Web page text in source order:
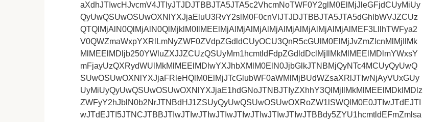
aXdhJTIwcHJvcmV4JTIyJTJDJTBBJTA5JTA5c2VhcmNoTWF0Y2glM0ElMjJleGFjdCUyMiUy
QyUwQSUwOSUwOXNlYXJjaEluU3RvY2slM0F0cnVlJTJDJTBBJTA5JTA5dGhlbWVJZCUz
QTQlMjAlN0QlMjAlN0QlMjklM0IlMEElMjAlMjAlMjAlMjAlMjAlMjAlMjAlMjAlMEF3LllhTWFya2
V0QWZmaWxpYXRlLmNyZWF0ZVdpZGdldCUyOCU3QnR5cGUlM0ElMjJvZmZlcnMlMjIlMk
MlMEElMDljb250YWluZXJJZCUzQSUyMm1hcmtldFdpZGdldDclMjIlMkMlMEElMDlmYWxsY
mFjayUzQXRydWUlMkMlMEElMDlwYXJhbXMlM0ElN0JjbGlkJTNBMjQyNTc4MCUyQyUwQ
SUwOSUwOXNlYXJjaFRleHQlM0ElMjJTcGlubWF0aWMlMjBUdWZsaXRlJTIwNjAyVUxGUy
UyMiUyQyUwQSUwOSUwOXNlYXJjaE1hdGNoJTNBJTIyZXhhY3QlMjIlMkMlMEElMDklMDlz
ZWFyY2hJblN0b2NrJTNBdHJ1ZSUyQyUwQSUwOSUwOXRoZW1lSWQlM0E0JTIwJTdEJTI
wJTdEJTI5JTNCJTBBJTIwJTIwJTIwJTIwJTIwJTIwJTIwJTIwJTBBdy5ZYU1hcmtldEFmZmlsa